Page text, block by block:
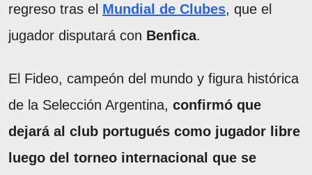
regreso tras el Mundial de Clubes, que el
jugador disputará con Benfica.
El Fideo, campeón del mundo y figura histórica
de la Selección Argentina, confirmó que
dejará al club portugués como jugador libre
luego del torneo internacional que se